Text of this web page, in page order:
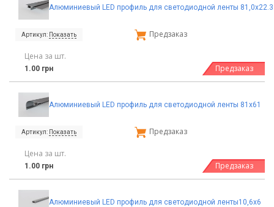
Алюминиевый LED профиль для светодиодной ленты 81,0х22.3
Артикул: Показать Предзаказ
Цена за шт.
1.00 грн Предзаказ
Алюминиевый LED профиль для светодиодной ленты 81х61
Артикул: Показать Предзаказ
Цена за шт.
1.00 грн Предзаказ
Алюминиевый LED профиль для светодиодной ленты10,6х6